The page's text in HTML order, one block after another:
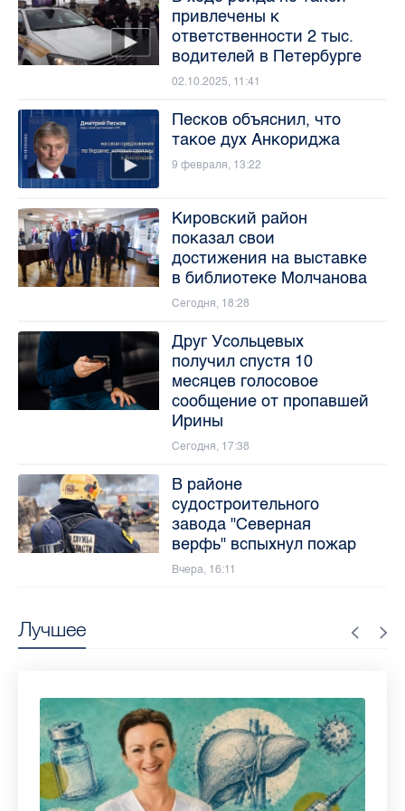
Лучшее
привлечены к
ответственности 2 тыс.
водителей в Петербурге
02.10.2025, 11:41
Песков объяснил, что
такое дух Анкориджа
9 февраля, 13:22
Кировский район
показал свои
достижения на выставке
в библиотеке Молчанова
Сегодня, 18:28
Друг Усольцевых
получил спустя 10
месяцев голосовое
сообщение от пропавшей
Ирины
Сегодня, 17:38
В районе
судостроительного
завода "Северная
верфь" вспыхнул пожар
Вчера, 16:11